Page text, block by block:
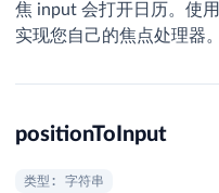
焦 input 会打开日历。使用
实现您自己的焦点处理器。
positionToInput
类型: 字符串